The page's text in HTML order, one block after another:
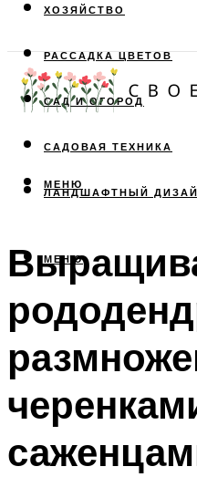
ХОЗЯЙСТВО
РАССАДКА ЦВЕТОВ
САД И ОГОРОД
САДОВАЯ ТЕХНИКА
ЛАНДШАФТНЫЙ
МЕНЮ
МЕНЮ